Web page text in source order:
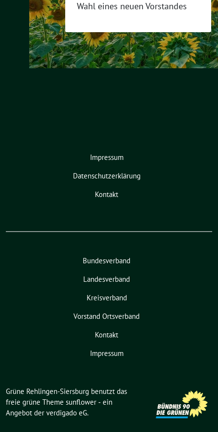
Wahl eines neuen Vorstandes
Impressum
Datenschutzerklärung
Kontakt
Bundesverband
Landesverband
Kreisverband
Vorstand Ortsverband
Kontakt
Impressum
Grüne Rehlingen-Siersburg benutzt das
freie grüne Theme sunflower ‐ ein
Angebot der verdigado eG.